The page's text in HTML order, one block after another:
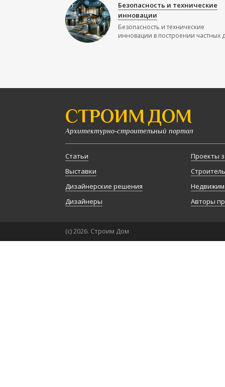
Безопасность и технические
инновации
Безопасность и технические
инновации в построении частных
СТРОИМ ДОМ
Архитектурно-строительный портал
Статьи
Выставки
Дизайнерские решения
Дизайнеры
Проекты
Авторы
(с) 2026. Строим Дом